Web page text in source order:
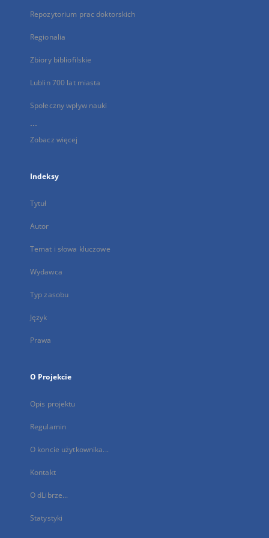
Repozytorium prac doktorskich
Regionalia
Zbiory bibliofilskie
Lublin 700 lat miasta
Społeczny wpływ nauki
...
Zobacz więcej
Indeksy
Tytuł
Autor
Temat i słowa kluczowe
Wydawca
Typ zasobu
Język
Prawa
O Projekcie
Opis projektu
Regulamin
O koncie użytkownika...
Kontakt
O dLibrze...
Statystyki